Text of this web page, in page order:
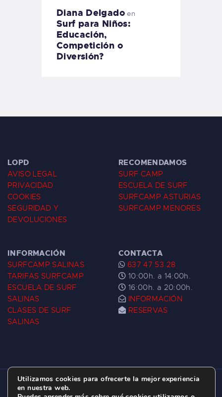
Diana Delgadoen
Surf para Niños:
Educación,
Competición o
Diversión?
LOPD
AVISO LEGAL
PRIVACIDAD
COOKIES
SEGURIDAD Y
DEVOLUCIONES
RECOMENDAMOS
SURF CAMP
ESCUELA DE SURF
SURFCAMP ASTURIAS
SURFCAMP MENORES
INFORMACIÓN
SURFCAMP SALINAS
TARIFAS SURFCAMP
ESCUELA DE SURF
SALINAS
CLASES DE SURF
SALINAS
CONTACTA
637 47 53 28
10:00h. a 14:00h.
16:00h. a 20:00h.
INFORMACIÓN
RESERVAS
ESCUELA DE SURF LAS DUNAS ©
2026.
Utilizamos cookies para ofrecerte la mejor experiencia
en nuestra web.